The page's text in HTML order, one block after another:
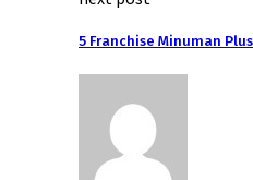
5 Franchise Minuman